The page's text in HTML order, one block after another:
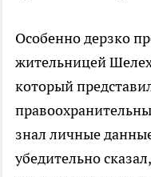
Особенно дерзко
жительницей
который
знал личные
убедительно